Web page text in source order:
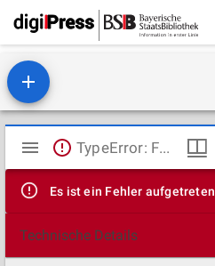
Mirador
Viewer
TypeError: Failed to fetch
Es ist ein Fehler aufgetreten
Technische Details